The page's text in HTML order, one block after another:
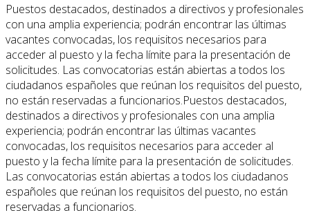
Puestos destacados, destinados a directivos y profesionales
con una amplia experiencia; podrán encontrar las últimas
vacantes convocadas, los requisitos necesarios para
acceder al puesto y la fecha límite para la presentación de
solicitudes. Las convocatorias están abiertas a todos los
ciudadanos españoles que reúnan los requisitos del puesto,
no están reservadas a funcionarios.Puestos destacados,
destinados a directivos y profesionales con una amplia
experiencia; podrán encontrar las últimas vacantes
convocadas, los requisitos necesarios para acceder al
puesto y la fecha límite para la presentación de solicitudes.
Las convocatorias están abiertas a todos los ciudadanos
españoles que reúnan los requisitos del puesto, no están
reservadas a funcionarios.